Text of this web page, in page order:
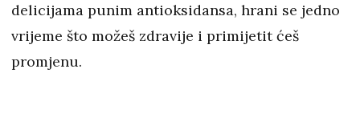
delicijama punim antioksidansa, hrani se jedno
vrijeme što možeš zdravije i primijetit ćeš
promjenu.